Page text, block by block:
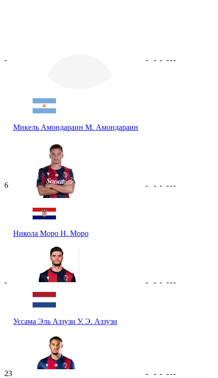
-
Микель Амондараин М. Амондараин
- - - ---
6
Никола Моро Н. Моро
- - - ---
-
Уссама Эль Аззузи У. Э. Аззузи
- - - ---
23 - - - ---